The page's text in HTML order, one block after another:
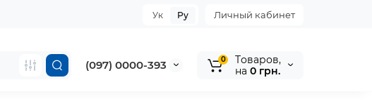
Личный кабинет
Ук Ру
(097) 0000-393 0
Tоваров,
на 0 грн.